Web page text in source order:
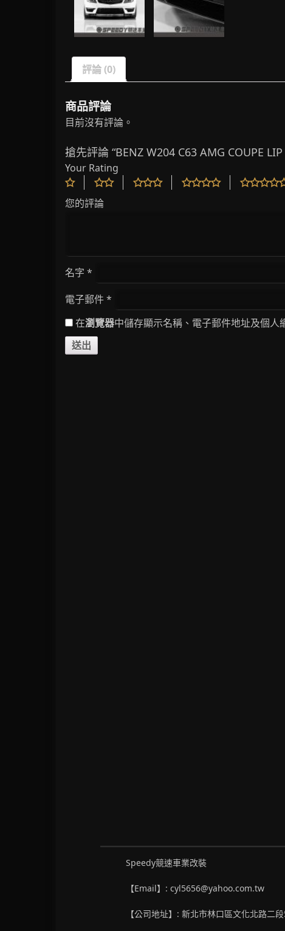
評論 (0)
商品評論
目前沒有評論。
搶先評論 “BENZ W204 C63 AMG COUPE
Your Rating
您的評論
名字 *
電子郵件*
在瀏覽器中儲存顯示名稱、電子郵件地址及個人
Speedy競速車業改裝
【Email】: cyl5656@yahoo.com.tw
【公司地址】: 新北市林口區文化北路二